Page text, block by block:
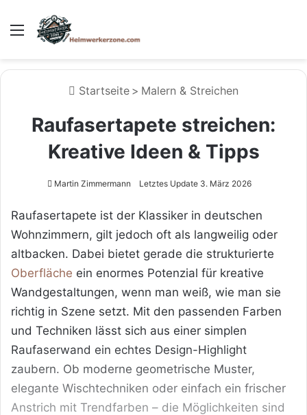
Menü
Startseite > Malern & Streichen
Raufasertapete streichen:
Kreative Ideen & Tipps
Martin Zimmermann Letztes Update 3. März 2026
Raufasertapete ist der Klassiker in deutschen
Wohnzimmern, gilt jedoch oft als langweilig oder
altbacken. Dabei bietet gerade die strukturierte
Oberfläche ein enormes Potenzial für kreative
Wandgestaltungen, wenn man weiß, wie man sie
richtig in Szene setzt. Mit den passenden Farben
und Techniken lässt sich aus einer simplen
Raufaserwand ein echtes Design-Highlight
zaubern. Ob moderne geometrische Muster,
elegante Wischtechniken oder einfach ein frischer
Anstrich mit Trendfarben – die Möglichkeiten sind